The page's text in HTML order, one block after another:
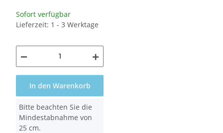
Sofort verfügbar
Lieferzeit: 1 - 3 Werktage
In den Warenkorb
x
Bitte beachten Sie die
Mindestabnahme von
25 cm.